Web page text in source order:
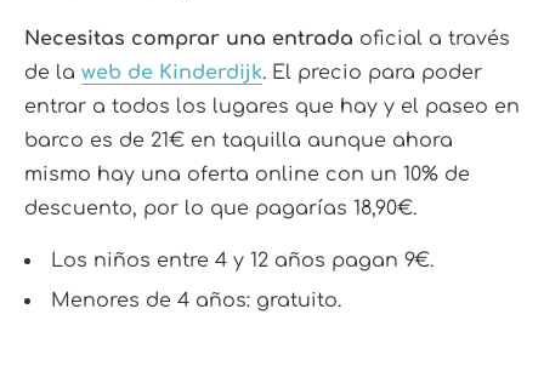
Necesitas comprar una entrada oficial a través
de la web de Kinderdijk. El precio para poder
entrar a todos los lugares que hay y el paseo en
barco es de 21€ en taquilla aunque ahora
mismo hay una oferta online con un 10% de
descuento, por lo que pagarías 18,90€.
Los niños entre 4 y 12 años pagan 9€.
Menores de 4 años: gratuito.